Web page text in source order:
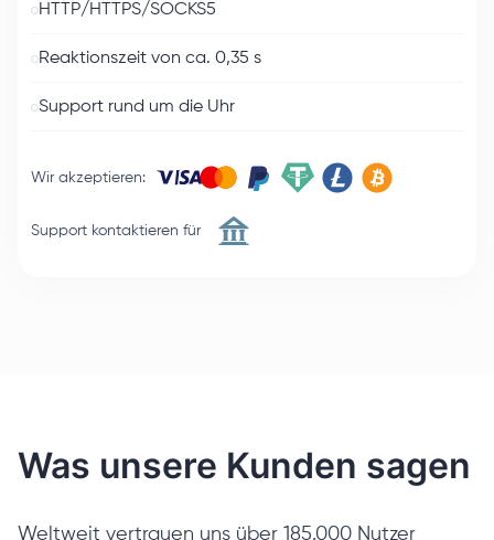
HTTP/HTTPS/SOCKS5
Reaktionszeit von ca. 0,35 s
Support rund um die Uhr
Wir akzeptieren:
Support kontaktieren für
Was unsere Kunden sagen
Weltweit vertrauen uns über 185.000 Nutzer